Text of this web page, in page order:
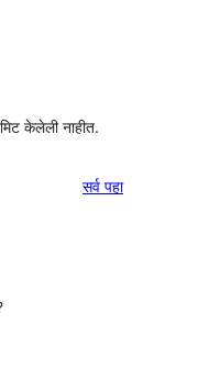
केलेली नाहीत.
सर्वपुनरावलोकने
पहा